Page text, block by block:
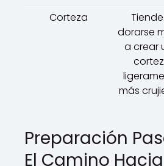
Corteza
dorarse
a crear
más
Preparación
El Camino